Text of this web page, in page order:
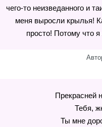
чего-то неизведанного и
меня выросли крылья!
просто! Потому что
Прекрасней
Тебя,
Ты мне